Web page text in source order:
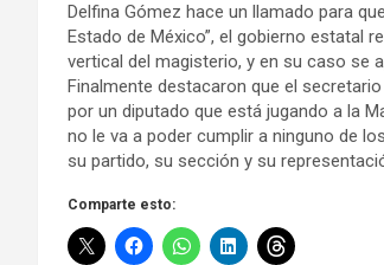
Delfina Gómez hace un llamado para
Estado de México”, el gobierno estatal
vertical del magisterio, y en su caso se
Finalmente destacaron que el
por un diputado que está jugando a la
no le va a poder cumplir a ninguno de
su partido, su sección y su
Comparte esto: